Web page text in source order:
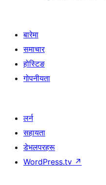
बारेमा
समाचार
होस्टिङ
गोपनीयता
लर्न
सहायता
डेभलपरहरू
WordPress.tv ↗